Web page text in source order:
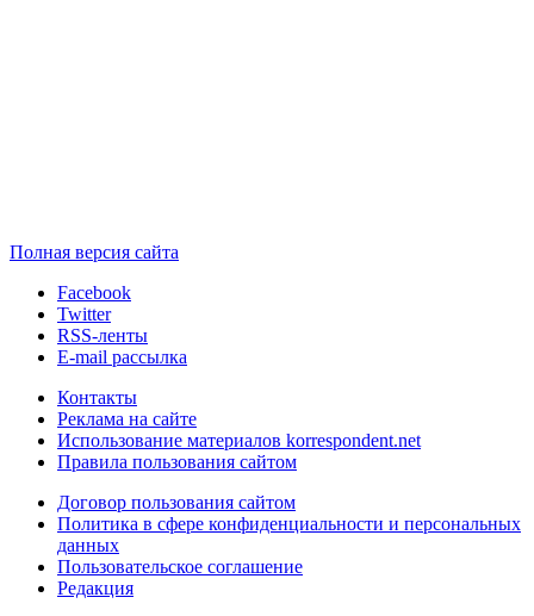
Полная версия сайта
Facebook
Twitter
RSS-ленты
E-mail рассылка
Контакты
Реклама на сайте
Использование материалов korrespondent.net
Правила пользования сайтом
Договор пользования сайтом
Политика в сфере конфиденциальности и персональных
данных
Пользовательское соглашение
Редакция